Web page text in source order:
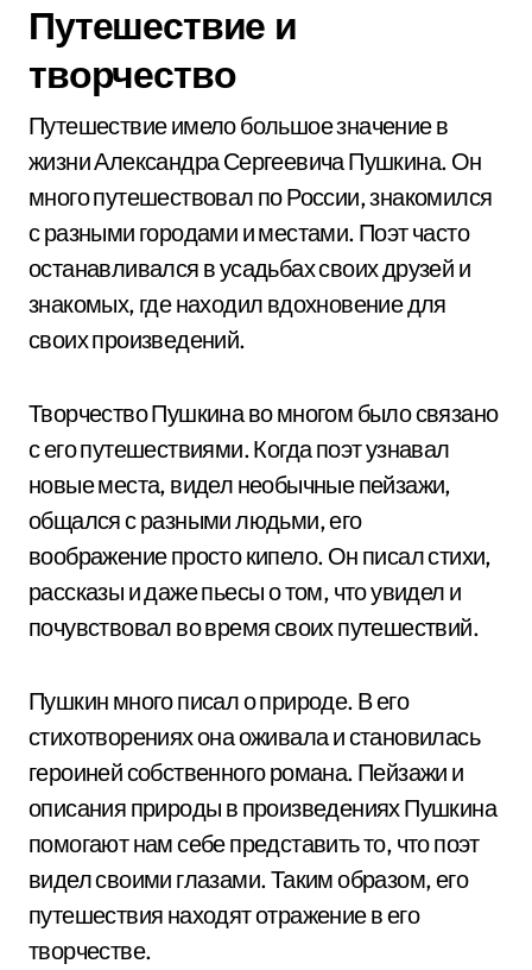
Путешествие и
творчество
Путешествие имело большое значение в
жизни Александра Сергеевича Пушкина. Он
много путешествовал по России, знакомился
с разными городами и местами. Поэт часто
останавливался в усадьбах своих друзей и
знакомых, где находил вдохновение для
своих произведений.
Творчество Пушкина во многом было связано
с его путешествиями. Когда поэт узнавал
новые места, видел необычные пейзажи,
общался с разными людьми, его
воображение просто кипело. Он писал стихи,
рассказы и даже пьесы о том, что увидел и
почувствовал во время своих путешествий.
Пушкин много писал о природе. В его
стихотворениях она оживала и становилась
героиней собственного романа. Пейзажи и
описания природы в произведениях Пушкина
помогают нам себе представить то, что поэт
видел своими глазами. Таким образом, его
путешествия находят отражение в его
творчестве.